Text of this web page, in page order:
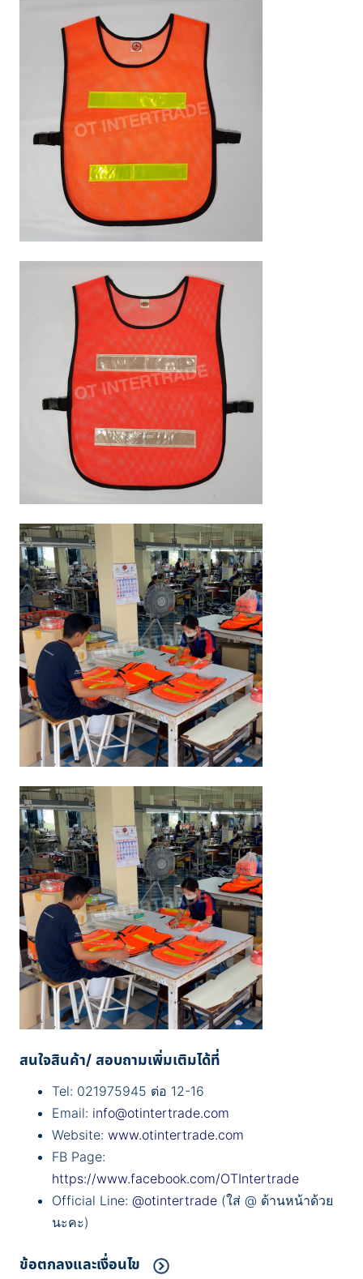
สนใจสินค้า/ สอบถามเพิ่มเติมได้ที่
Tel: 021975945 ต่อ 12-16
Email: info@otintertrade.com
Website: www.otintertrade.com
FB Page:
https://www.facebook.com/OTIntertrade
Official Line: @otintertrade (ใส่ @ ด้านหน้าด้วย
นะคะ)
ข้อตกลงและเงื่อนไข